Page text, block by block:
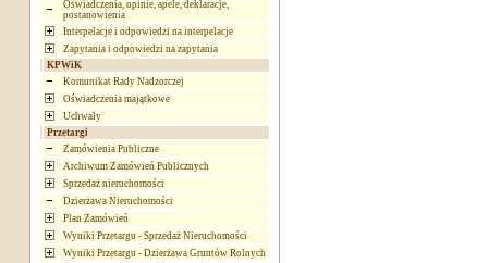
Oświadczenia, opinie, apele, deklaracje,
postanowienia
Interpelacje i odpowiedzi na interpelacje
Zapytania i odpowiedzi na zapytania
KPWiK
Komunikat Rady Nadzorczej
Oświadczenia majątkowe
Uchwały
Przetargi
Zamówienia Publiczne
Archiwum Zamówień Publicznych
Sprzedaż nieruchomości
Dzierżawa Nieruchomości
Plan Zamówień
Wyniki Przetargu - Sprzedaż Nieruchomości
Wyniki Przetargu - Dzierżawa Gruntów Rolnych